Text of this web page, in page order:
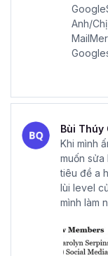
Anh/
Bùi Thúy
Khi mình
muốn sửa
tiêu đề a
lùi level
mình làm